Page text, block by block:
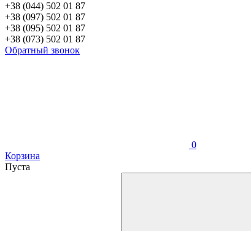
+38 (044) 502 01 87
+38 (097) 502 01 87
+38 (095) 502 01 87
+38 (073) 502 01 87
Обратный звонок
0
Корзина
Пуста